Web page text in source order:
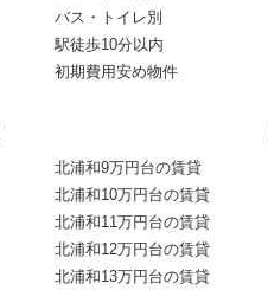
バス・トイレ別
駅徒歩10分以内
初期費用安め物件
北浦和9万円台の賃貸
北浦和10万円台の賃貸
北浦和11万円台の賃貸
北浦和12万円台の賃貸
北浦和13万円台の賃貸